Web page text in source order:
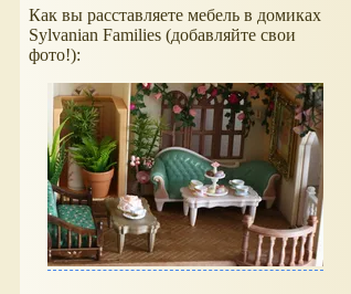
Как вы расставляете мебель в домиках
Sylvanian Families (добавляйте свои
фото!):